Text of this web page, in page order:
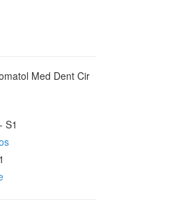
Med Dent Cir
S1